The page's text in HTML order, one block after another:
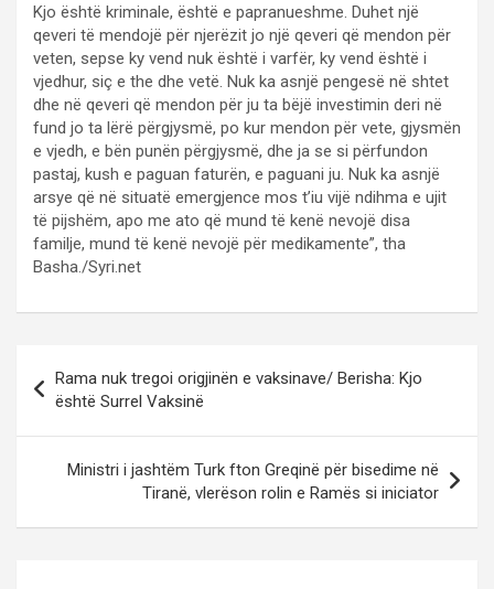
Kjo është kriminale, është e papranueshme. Duhet një
qeveri të mendojë për njerëzit jo një qeveri që mendon për
veten, sepse ky vend nuk është i varfër, ky vend është i
vjedhur, siç e the dhe vetë. Nuk ka asnjë pengesë në shtet
dhe në qeveri që mendon për ju ta bëjë investimin deri në
fund jo ta lërë përgjysmë, po kur mendon për vete, gjysmën
e vjedh, e bën punën përgjysmë, dhe ja se si përfundon
pastaj, kush e paguan faturën, e paguani ju. Nuk ka asnjë
arsye që në situatë emergjence mos t’iu vijë ndihma e ujit
të pijshëm, apo me ato që mund të kenë nevojë disa
familje, mund të kenë nevojë për medikamente”, tha
Basha./Syri.net
s
a
Rama nuk tregoi origjinën e vaksinave/ Berisha: Kjo
është Surrel Vaksinë
Ministri i jashtëm Turk fton Greqinë për bisedime në
Tiranë, vlerëson rolin e Ramës si iniciator